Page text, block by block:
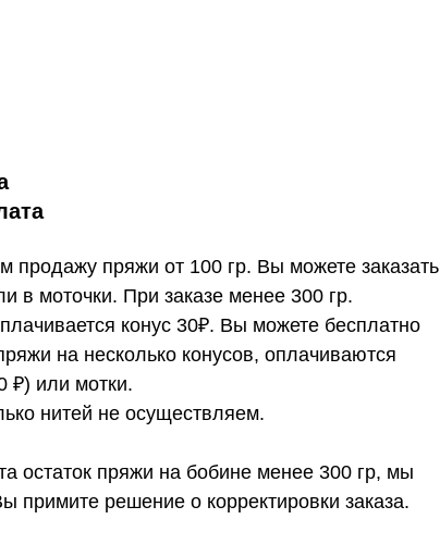
продажу пряжи от 100 гр. Вы можете заказать
в моточки. При заказе менее 300 гр.
конус 30₽. Вы можете бесплатно
на несколько конусов, оплачиваются
₽) или мотки.
нитей не осуществляем.
остаток пряжи на бобине менее 300 гр, мы
примите решение о корректировки заказа.